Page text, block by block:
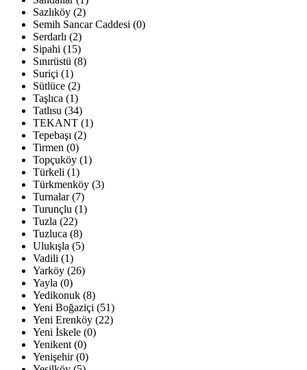
Sazlıköy (2)
Semih Sancar Caddesi (0)
Serdarlı (2)
Sipahi (15)
Sınırüstü (8)
Suriçi (1)
Sütlüce (2)
Taşlıca (1)
Tatlısu (34)
TEKANT (1)
Tepebaşı (2)
Tirmen (0)
Topçuköy (1)
Türkeli (1)
Türkmenköy (3)
Turnalar (7)
Turunçlu (1)
Tuzla (22)
Tuzluca (8)
Ulukışla (5)
Vadili (1)
Yarköy (26)
Yayla (0)
Yedikonuk (8)
Yeni Boğaziçi (51)
Yeni Erenköy (22)
Yeni İskele (0)
Yenikent (0)
Yenişehir (0)